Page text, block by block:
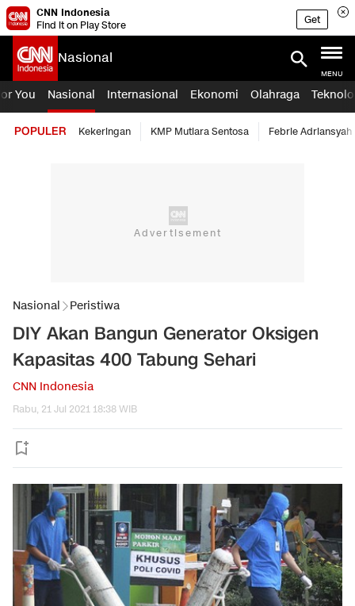
CNN Indonesia
Find it on Play Store
Get
Nasional
MENU
You Nasional Internasional Ekonomi Olahraga
POPULER Kekeringan KMP Mutiara Sentosa Febrie Adriansyah
Nasional Peristiwa
DIY Akan Bangun Generator Oksigen
Kapasitas 400 Tabung Sehari
CNN Indonesia
Rabu, 21 Jul 2021 18:38 WIB